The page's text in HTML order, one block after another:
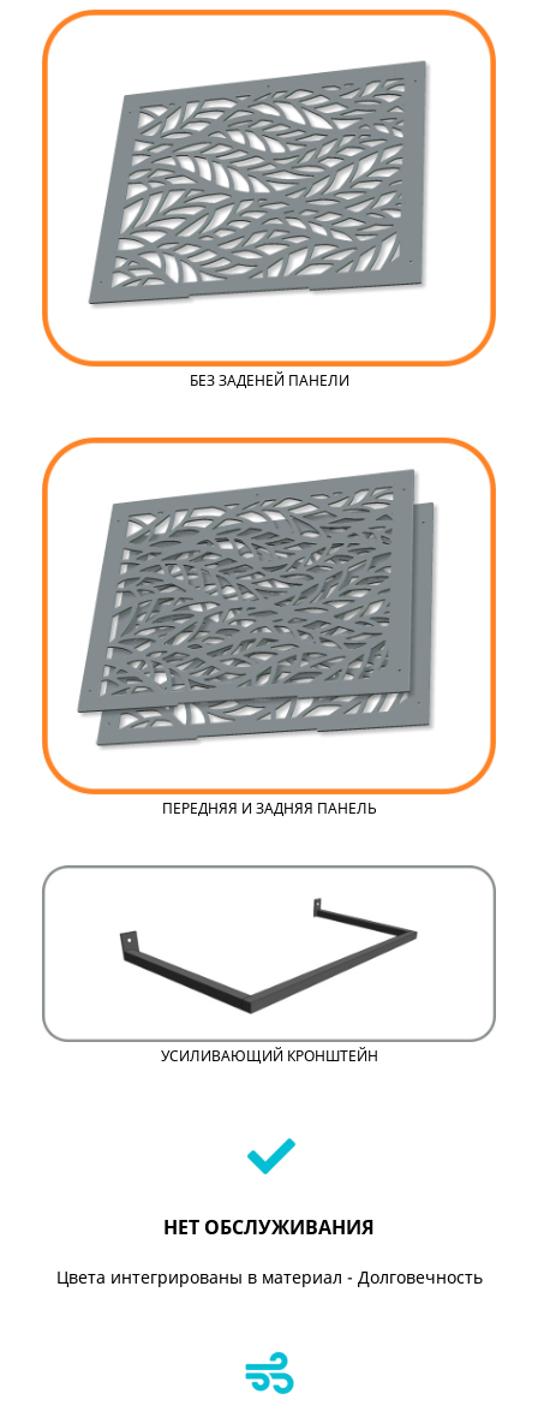
БЕЗ ЗАДЕНЕЙ ПАНЕЛИ
ПЕРЕДНЯЯ И ЗАДНЯЯ ПАНЕЛЬ
УСИЛИВАЮЩИЙ КРОНШТЕЙН
НЕТ ОБСЛУЖИВАНИЯ
Цвета интегрированы в материал - Долговечность